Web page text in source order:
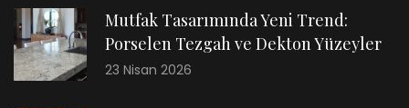
Mutfak Tasarımında Yeni Trend:
Porselen Tezgah ve Dekton Yüzeyler
23 Nisan 2026